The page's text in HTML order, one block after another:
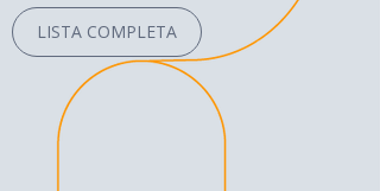
LISTA COMPLETA